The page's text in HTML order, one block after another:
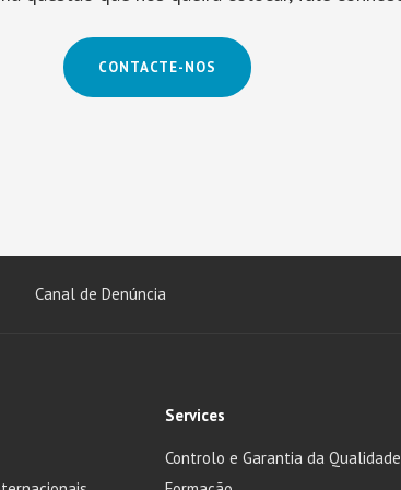
CONTACTE-NOS
Canal de Denúncia
Services
Controlo e Garantia da Qualidade